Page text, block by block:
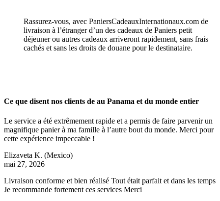
Rassurez-vous, avec PaniersCadeauxInternationaux.com de
livraison à l’étranger d’un des cadeaux de Paniers petit
déjeuner ou autres cadeaux arriveront rapidement, sans frais
cachés et sans les droits de douane pour le destinataire.
Ce que disent nos clients de au Panama et du monde entier
Le service a été extrêmement rapide et a permis de faire parvenir un
magnifique panier à ma famille à l’autre bout du monde. Merci pour
cette expérience impeccable !
Elizaveta K. (Mexico)
mai 27, 2026
Livraison conforme et bien réalisé Tout était parfait et dans les temps
Je recommande fortement ces services Merci